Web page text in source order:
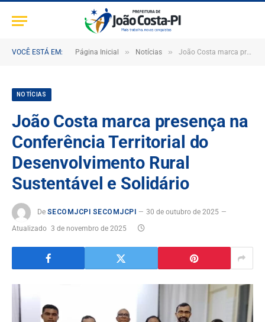
VOCÊ ESTÁ EM: Página Inicial » Notícias » João Costa marca presença na Conferência Territorial do Desenvolvimento Rural Sustentável e Solidário
NOTÍCIAS
João Costa marca presença na
Conferência Territorial do
Desenvolvimento Rural
Sustentável e Solidário
De SECOMJCPI SECOMJCPI
30 de outubro de 2025
Atualizado 3 de novembro de 2025